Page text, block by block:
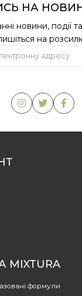
НА
новини, події та
на
формули